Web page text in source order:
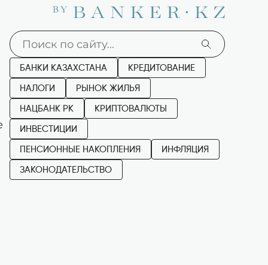
БАНКИ КАЗАХСТАНА КРЕДИТОВАНИЕ
НАЛОГИ РЫНОК ЖИЛЬЯ
НАЦБАНК РК КРИПТОВАЛЮТЫ
ИНВЕСТИЦИИ
ПЕНСИОННЫЕ НАКОПЛЕНИЯ ИНФЛЯЦИЯ
ЗАКОНОДАТЕЛЬСТВО